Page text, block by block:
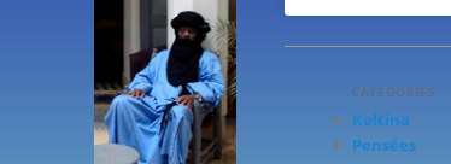
CATÉGORIES
Keltina
Pensées